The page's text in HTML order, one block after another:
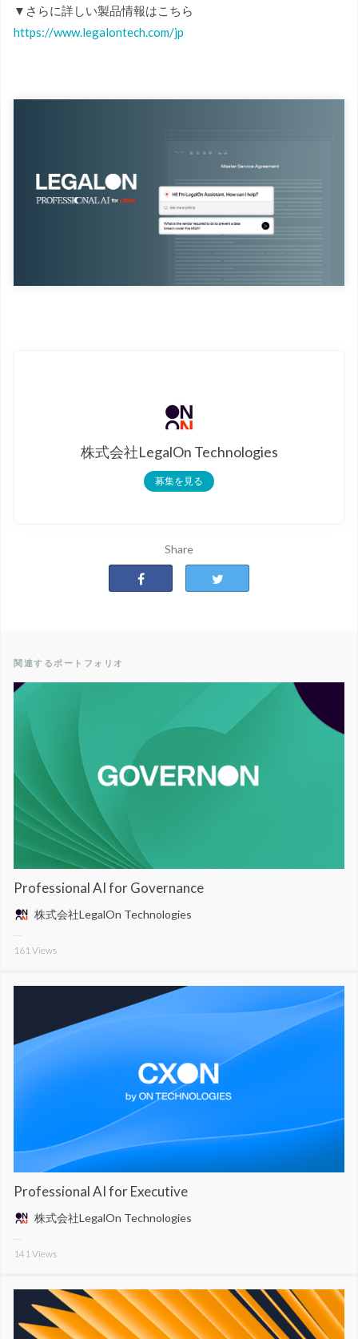
▼さらに詳しい製品情報はこちら
https://www.legalontech.com/jp
株式会社LegalOn Technologies
募集を見る
Share
関連するポートフォリオ
Professional AI for Governance
株式会社LegalOn Technologies
161Views
Professional AI for Executive
株式会社LegalOn Technologies
141 Views